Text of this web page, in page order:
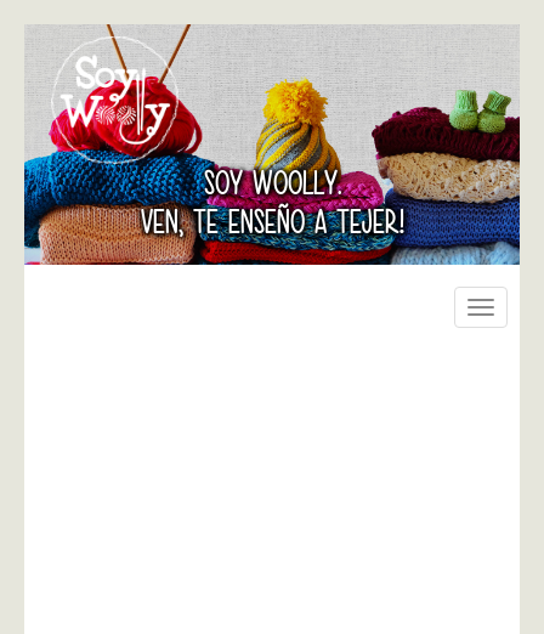
SOY WOOLLY.
VEN, TE ENSEÑO A TEJER!
Toggle